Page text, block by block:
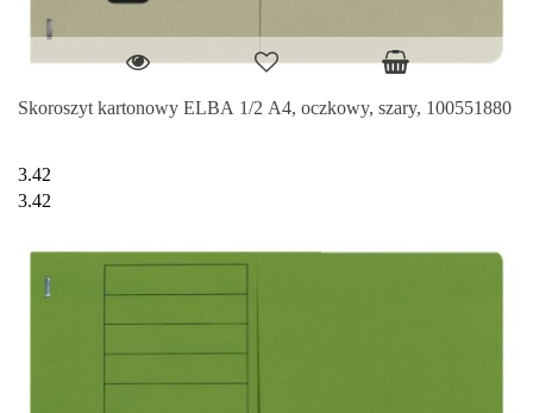
Skoroszyt kartonowy ELBA 1/2 A4, oczkowy, szary, 100551880
3.42
3.42